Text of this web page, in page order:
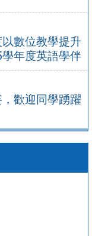
數位教學提升
年度英語學伴
歡迎同學踴躍